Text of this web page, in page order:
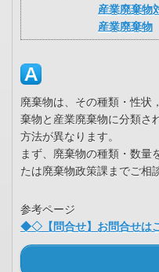
産業廃棄物
産業廃棄物
廃棄物は、その種類・性状
棄物と産業廃棄物に分類さ
方法が異なります。
まず、廃棄物の種類・数量
たは廃棄物政策課までご相
参考ページ
◆◇【問合せ】お問合せは